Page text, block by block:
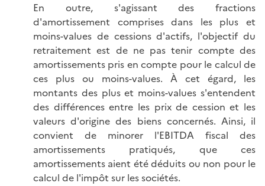
En outre, s'agissant des fractions
d'amortissement comprises dans les plus et
moins-values de cessions d'actifs, l'objectif du
retraitement est de ne pas tenir compte des
amortissements pris en compte pour le calcul de
ces plus ou moins-values. À cet égard, les
montants des plus et moins-values s'entendent
des différences entre les prix de cession et les
valeurs d'origine des biens concernés. Ainsi, il
convient de minorer l'EBITDA fiscal des
amortissements pratiqués, que ces
amortissements aient été déduits ou non pour le
calcul de l'impôt sur les sociétés.